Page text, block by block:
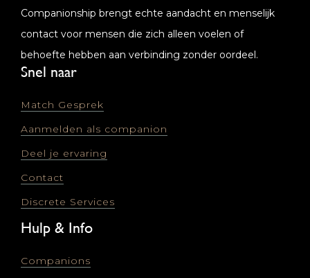
Companionship brengt echte aandacht en menselijk
contact voor mensen die zich alleen voelen of
behoefte hebben aan verbinding zonder oordeel.
Snel naar
Match Gesprek
Aanmelden als companion
Deel je ervaring
Contact
Discrete Services
Hulp & Info
Companions